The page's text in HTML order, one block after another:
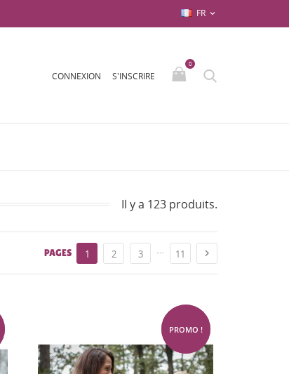
FR 
CONNEXION S'INSCRIRE
0
Il y a 123 produits.
PAGES 1 2 3 11 
-10%
PROMO !